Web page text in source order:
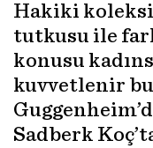
Hakiki
tutkusu ile
konusu
kuvvetlenir bu
Sadberk